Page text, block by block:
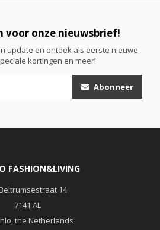
voor onze nieuwsbrief!
update en ontdek als eerste nieuwe
kortingen en meer!
Abonneer
FASHION&LIVING
14
7141 AL
the Netherlands